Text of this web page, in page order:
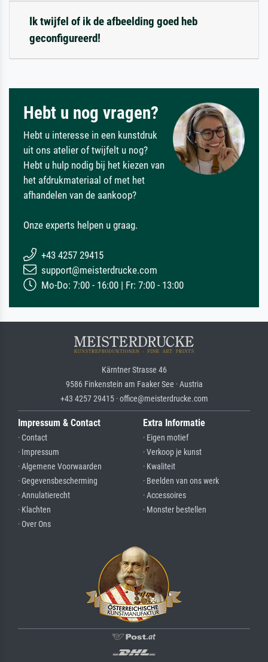
Ik twijfel of ik de afbeelding goed heb
geconfigureerd!
Hebt u nog vragen?
Hebt u interesse in een kunstdruk
uit ons atelier of twijfelt u nog?
Hebt u hulp nodig bij het kiezen van
het afdrukmateriaal of met het
afhandelen van de aankoop?
Onze experts helpen u graag.
+43 4257 29415
support@meisterdrucke.com
Mo-Do: 7:00 - 16:00 | Fr: 7:00 - 13:00
Kärntner Strasse 46
9586 Finkenstein am Faaker See · Austria
+43 4257 29415 · office@meisterdrucke.com
Impressum & Contact
· Contact
· Impressum
· Algemene Voorwaarden
· Gegevensbescherming
· Annulatierecht
· Klachten
· Over Ons
Extra Informatie
· Eigen motief
· Verkoop je kunst
· Kwaliteit
· Beelden van ons werk
· Accessoires
· Monster bestellen